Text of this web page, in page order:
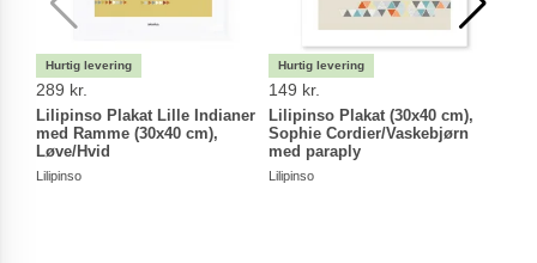
289 kr.
Lilipinso Plakat Lille Indianer
med Ramme (30x40 cm),
Løve/Hvid
Lilipinso
149 kr.
Lilipinso Plakat (30x40 cm),
Sophie Cordier/Vaskebjørn
med paraply
Lilipinso